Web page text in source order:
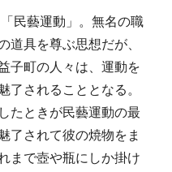
民藝運動」。無名の職
道具を尊ぶ思想だが、
子町の人々は、運動を
了されることとなる。
たときが民藝運動の最
了されて彼の焼物をま
まで壺や瓶にしか掛け